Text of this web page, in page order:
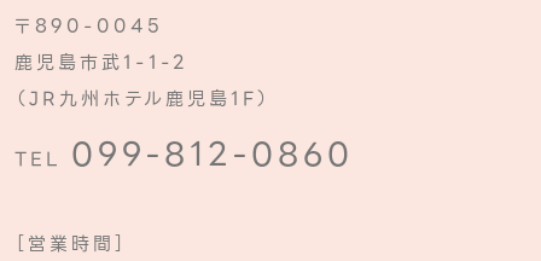
〒890-0045
鹿児島市武1-1-2
（JR九州ホテル鹿児島1F）
TEL 099-812-0860
［営業時間］